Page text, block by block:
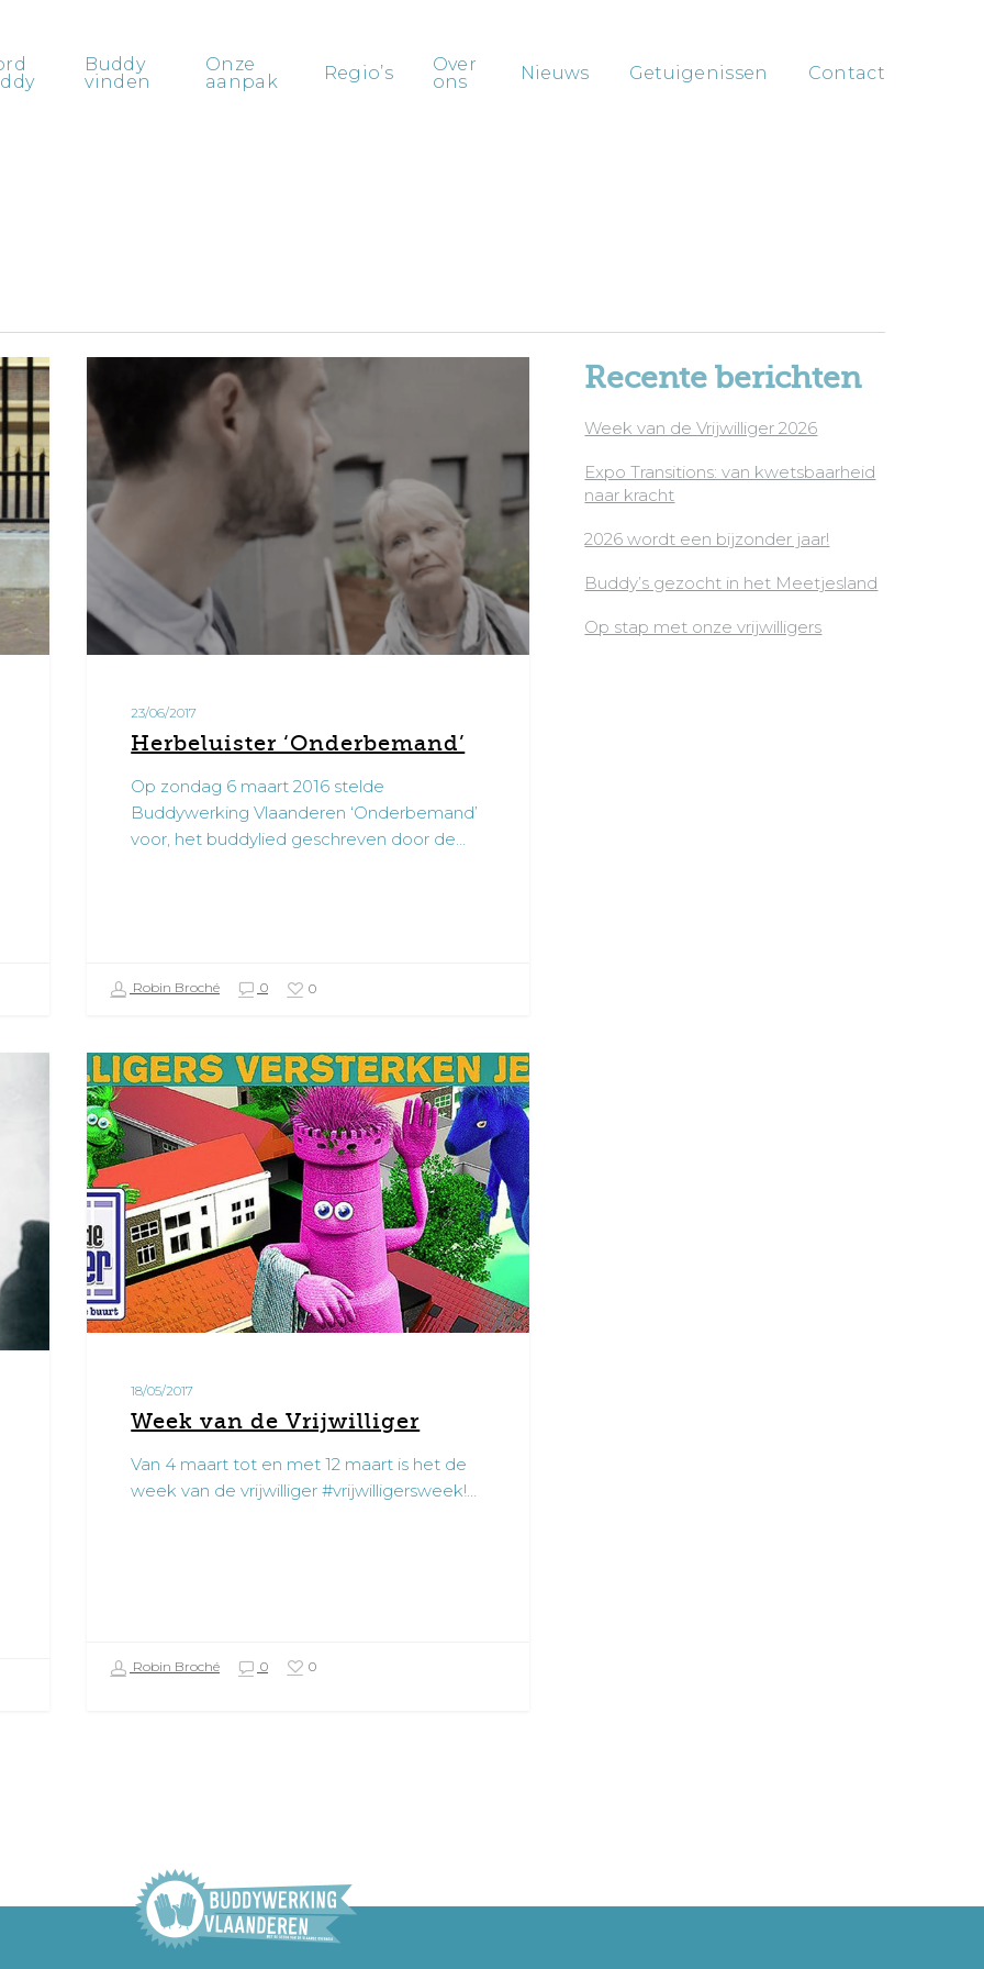
Buddy
vinden
Onze
aanpak
Regio’s
Over
ons
Nieuws Getuigenissen Contact
‘Onderbemand’
23/06/2017
Herbeluister ‘Onderbemand’
Op zondag 6 maart 2016 stelde
Buddywerking Vlaanderen ‘Onderbemand’
voor, het buddylied geschreven door de…
Robin Broché 0 0
Week
van
de
Vrijwilliger
18/05/2017
Week van de Vrijwilliger
Van 4 maart tot en met 12 maart is het de
week van de vrijwilliger #vrijwilligersweek!…
Robin Broché 0 0
Recente berichten
Week van de Vrijwilliger 2026
Expo Transitions: van kwetsbaarheid
naar kracht
2026 wordt een bijzonder jaar!
Buddy’s gezocht in het Meetjesland
Op stap met onze vrijwilligers